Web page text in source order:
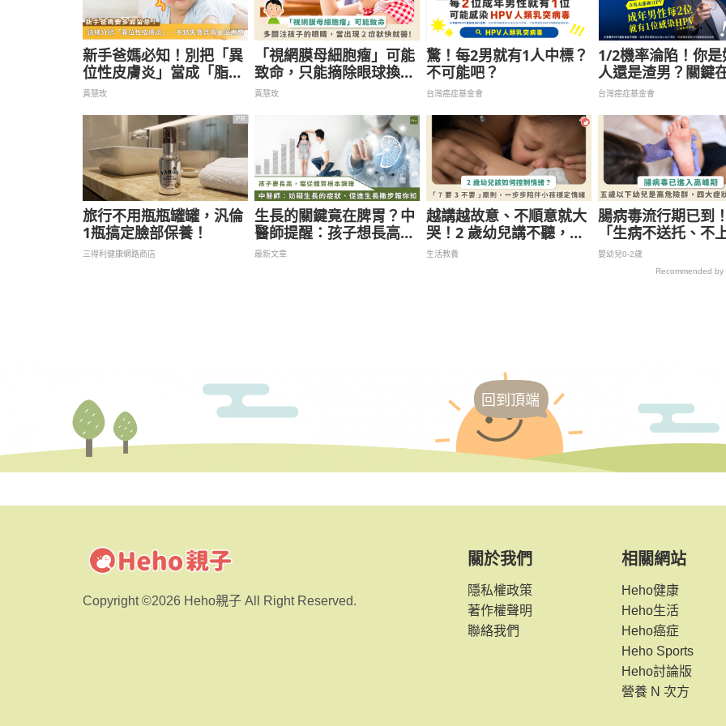
新手爸媽必知！別把「異
位性皮膚炎」當成「脂漏
性皮膚炎」，錯失寶貝黃
黃慧玫
「視網膜母細胞瘤」可能
致命，只能摘除眼球換命
嗎？醫籲：孩童眼睛出現
黃慧玫
驚！每2男就有1人中標？
不可能吧？
台灣癌症基金會
1/2機率淪陷！你是
人還是渣男？關鍵
台灣癌症基金會
PR
旅行不用瓶瓶罐罐，汎倫
1瓶搞定臉部保養！
三得利健康網路商店
生長的關鍵竟在脾胃？中
醫師提醒：孩子想長高把
握 4 關鍵
最新文章
越講越故意、不順意就大
哭！2 歲幼兒講不聽，情
緒失控時該怎麼辦 ?
生活教養
腸病毒流行期已到
「生病不送托、不
警覺重症 4 前兆即
嬰幼兒0-2歲
Recommended by
回到頂端
Copyright ©2026 Heho親子 All Right Reserved.
關於我們
隱私權政策
著作權聲明
聯絡我們
相關網站
Heho健康
Heho生活
Heho癌症
Heho Sports
Heho討論版
營養 N 次方